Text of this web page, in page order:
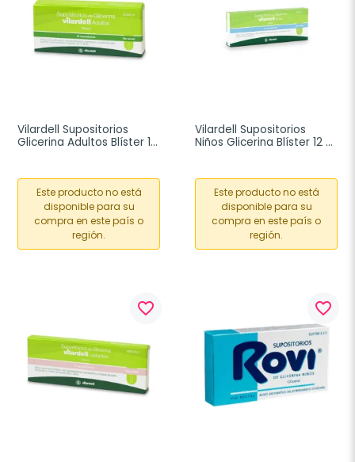
Vilardell Supositorios
Glicerina Adultos Blíster 12
Este producto no está
disponible para su
compra en este país o
región.
Vilardell Supositorios
Niños Glicerina Blíster 12
Este producto no está
disponible para su
compra en este país o
región.
favorite_border favorite_border